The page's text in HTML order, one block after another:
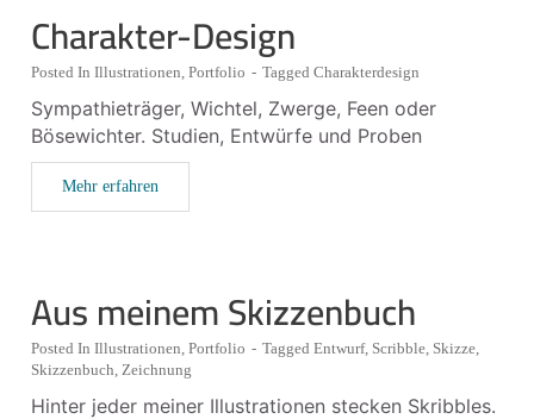
Charakter-Design
Posted In Illustrationen Portfolio - Tagged Charakterdesign
Sympathieträger, Wichtel, Zwerge, Feen oder
Bösewichter. Studien, Entwürfe und Proben
Mehr erfahren
Aus meinem Skizzenbuch
Posted In Illustrationen Portfolio - Tagged Entwurf, Scribble Skizze
Skizzenbuch Zeichnung
Hinter jeder meiner Illustrationen stecken Skribbles.